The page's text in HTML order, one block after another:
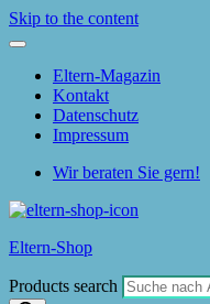
Skip to the content
Eltern-Magazin
Kontakt
Datenschutz
Impressum
Wir beraten Sie gern!
Eltern-Shop
Products search